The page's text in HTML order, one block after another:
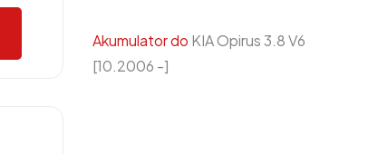
Akumulator do KIA Opirus 3.8 V6
[10.2006 -]